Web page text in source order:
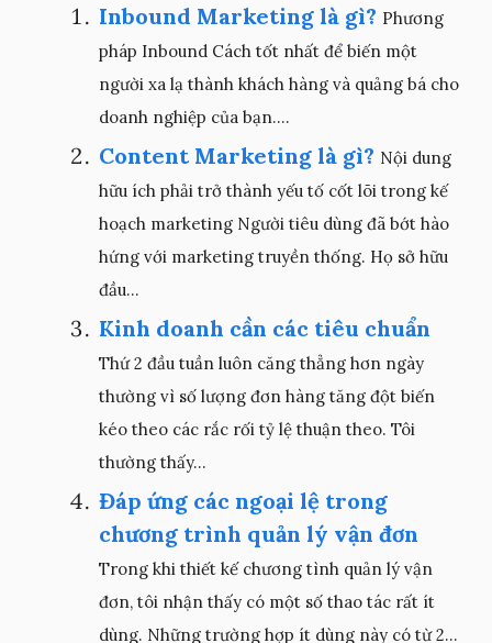
Inbound Marketing là gì? Phương
pháp Inbound Cách tốt nhất để biến một
người xa lạ thành khách hàng và quảng bá cho
doanh nghiệp của bạn....
Content Marketing là gì? Nội dung
hữu ích phải trở thành yếu tố cốt lõi trong kế
hoạch marketing Người tiêu dùng đã bớt hào
hứng với marketing truyền thống. Họ sở hữu
đầu...
Kinh doanh cần các tiêu chuẩn
Thứ 2 đầu tuần luôn căng thẳng hơn ngày
thường vì số lượng đơn hàng tăng đột biến
kéo theo các rắc rối tỷ lệ thuận theo. Tôi
thường thấy...
Đáp ứng các ngoại lệ trong
chương trình quản lý vận đơn
Trong khi thiết kế chương tình quản lý vận
đơn, tôi nhận thấy có một số thao tác rất ít
dùng. Những trường hợp ít dùng này có từ 2...